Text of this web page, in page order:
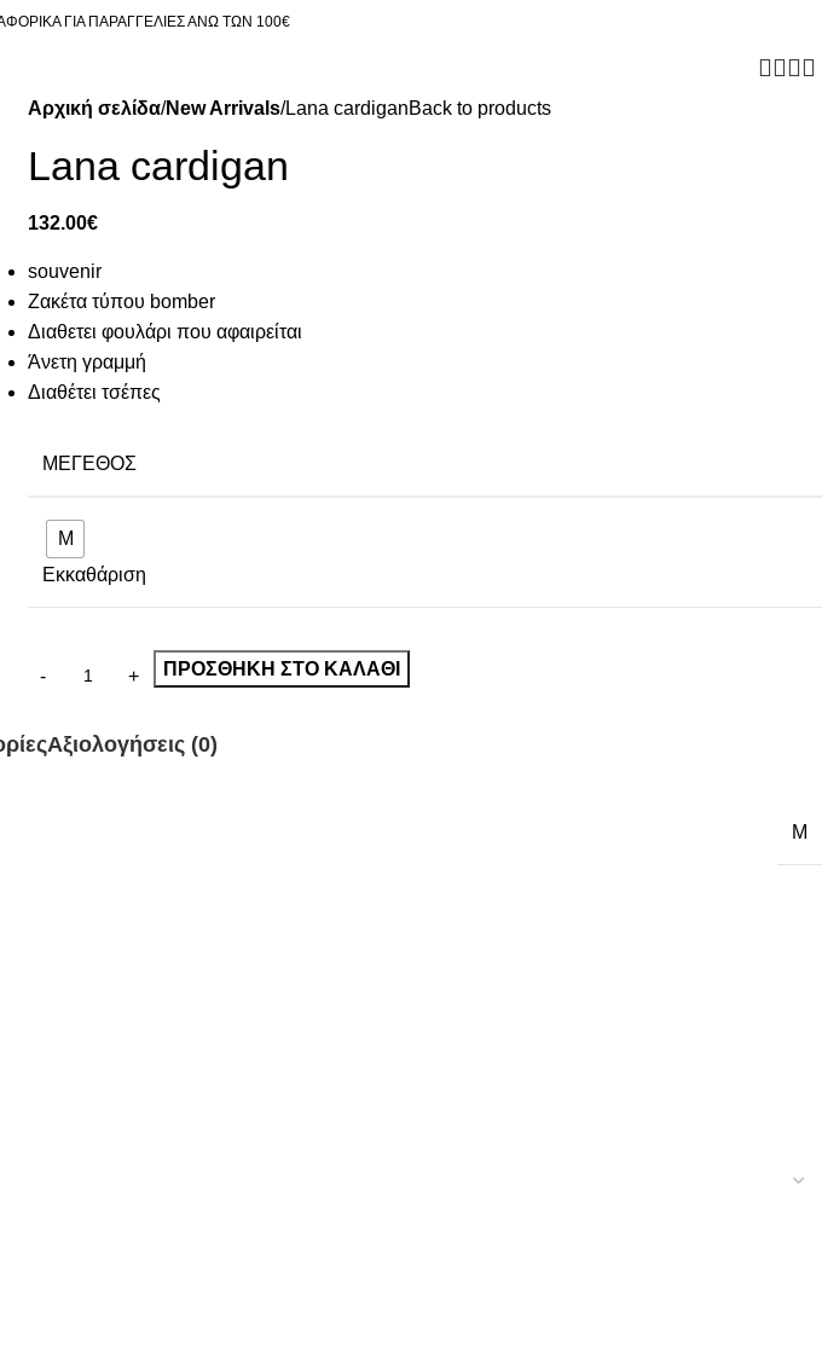
ΓΙΑ ΠΑΡΑΓΓΕΛΙΕΣ ΑΝΩ ΤΩΝ 100€
Αρχική σελίδα New Arrivals Lana cardiganBack to products
Lana cardigan
132.00€
souvenir
Ζακέτα τύπου bomber
Διαθετει φουλάρι που αφαιρείται
Άνετη γραμμή
Διαθέτει τσέπες
ΜΈΓΕΘΟΣ
M
Εκκαθάριση
ΠΡΟΣΘΉΚΗ ΣΤΟ ΚΑΛΆΘΙ
Αξιολογήσεις (0)
M